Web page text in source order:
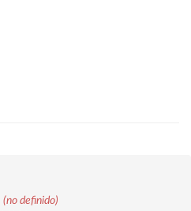
(no definido)